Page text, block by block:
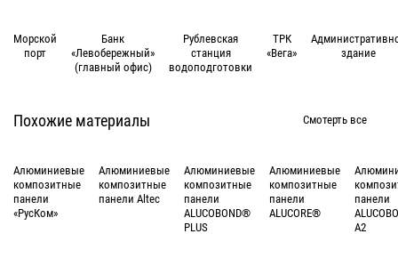
Морской
порт
Банк
«Левобережный»
(главный офис)
Рублевская
станция
водоподготовки
ТРК
«Вега»
здание
Похожие материалы Смотерть все
Алюминиевые
композитные
панели
«РусКом»
Алюминиевые
композитные
панели Altec
Алюминиевые
композитные
панели
ALUCOBOND®
PLUS
Алюминиевые
композитные
панели
ALUCORE®
панели
A2